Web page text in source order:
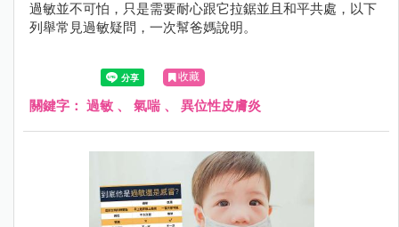
過敏並不可怕，只是需要耐心跟它拉鋸並且和平共處，以下
列舉常見過敏疑問，一次幫爸媽說明。
收藏
關鍵字： 過敏 、 氣喘、 異位性皮膚炎